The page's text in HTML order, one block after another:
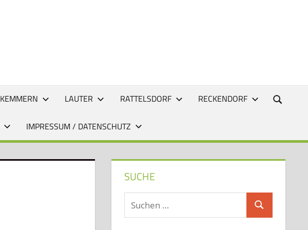
KEMMERN LAUTER RATTELSDORF RECKENDORF
IMPRESSUM / DATENSCHUTZ
SUCHE
Suchen
nach:
Suchen